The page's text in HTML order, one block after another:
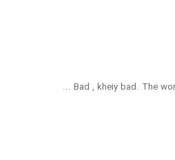
Bad , kheiy bad. The